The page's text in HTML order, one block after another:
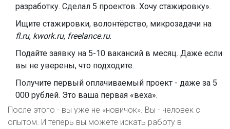
разработку. Сделал 5 проектов. Хочу стажировку».
Ищите стажировки, волонтёрство, микрозадачи на
fl.ru, kwork.ru, freelance.ru.
Подайте заявку на 5-10 вакансий в месяц. Даже если
вы не уверены, что подходите.
Получите первый оплачиваемый проект - даже за 5
000 рублей. Это ваша первая «веха».
После этого - вы уже не «новичок». Вы - человек с
опытом. И теперь вы можете искать работу в